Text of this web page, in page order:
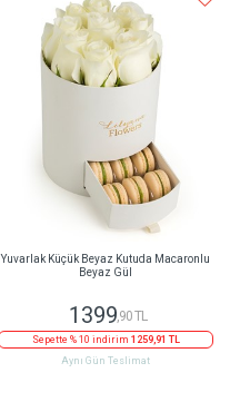
Yuvarlak Küçük Beyaz Kutuda Macaronlu
Beyaz Gül
1399,90 TL
Sepette % 10 indirim 1259,91 TL
Aynı Gün Teslimat